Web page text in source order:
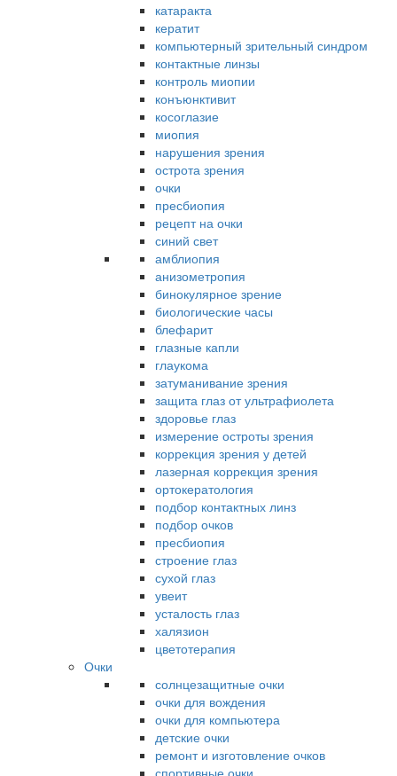
катаракта
кератит
компьютерный зрительный синдром
контактные линзы
контроль миопии
конъюнктивит
косоглазие
миопия
нарушения зрения
острота зрения
очки
пресбиопия
рецепт на очки
синий свет
амблиопия
анизометропия
бинокулярное зрение
биологические часы
блефарит
глазные капли
глаукома
затуманивание зрения
защита глаз от ультрафиолета
здоровье глаз
измерение остроты зрения
коррекция зрения у детей
лазерная коррекция зрения
ортокератология
подбор контактных линз
подбор очков
пресбиопия
строение глаз
сухой глаз
увеит
усталость глаз
халязион
цветотерапия
Очки
солнцезащитные очки
очки для вождения
очки для компьютера
детские очки
ремонт и изготовление очков